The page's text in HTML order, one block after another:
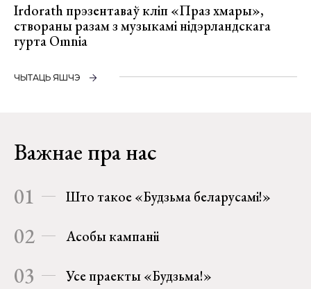
Irdorath прэзентаваў кліп «Праз хмары»,
створаны разам з музыкамі нідэрландскага
гурта Omnia
ЧЫТАЦЬ ЯШЧЭ
Важнае пра нас
01 Што такое «Будзьма беларусамі!»
02 Асобы кампаніі
03 Усе праекты «Будзьма!»